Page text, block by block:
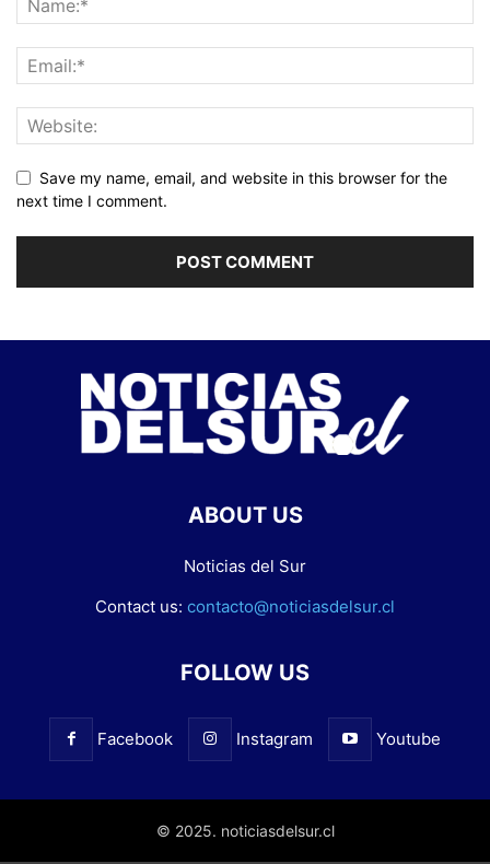
Save my name, email, and website in this browser for the
next time I comment.
ABOUT US
Noticias del Sur
Contact us: contacto@noticiasdelsur.cl
FOLLOW US
Facebook Instagram Youtube
© 2025. noticiasdelsur.cl